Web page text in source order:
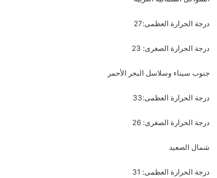
درجة الحرارة العظمى:27
درجة الحرارة الصغرى: 23
جنوب سيناء وسلاسل البحر الأحمر
درجة الحرارة العظمى:33
درجة الحرارة الصغرى: 26
شمال الصعيد
درجة الحرارة العظمى: 31